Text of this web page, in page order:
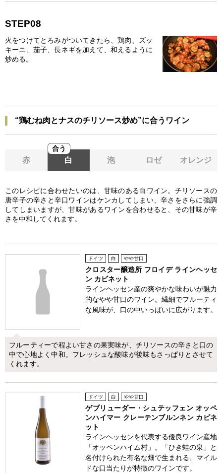
STEP08
火をつけてとろみがついてきたら、鶏肉、ズッ
キーニ、茄子、長ネギを加えて、和えるように
炒める。
“鶏むね肉とナスのチリソース炒め”に合うワイン
赤
合う
白 泡 ロゼ オレンジ
このレシピに合わせたいのは、甘味のある白ワイン。チリソースの
唐辛子の辛さと辛口ワインはケンカしてしまい、辛さをさらに強調
してしまいますが、甘味があるワインを合わせると、その甘味が辛
さを中和してくれます。
ドイツ 白 やや甘口
クロスター醸造所 フロイデ ラインヘッセ
ン カビネット
ラインヘッセン産の爽やかな味わいが魅力
的なやや甘口のワイン。繊細でフルーティ
な風味が、口の中いっぱいに広がります。
フルーティーで程よい甘さの果実味が、チリソースの辛さと口の
中で心地よく中和。フレッシュな酸味が後味もさっぱりとさせて
くれます。
ドイツ 白 やや甘口
ゲブリューダー・シュテッフェン オッペ
ンハイマー クレーテンブルンネン カビネ
ット
ラインヘッセンを代表する優良ワイン産地
「オッペンハイム村」。「ひき蛙の泉」と
名付けられた有名な畑で生まれる、マイル
ドな口当たりが特徴のワインです。